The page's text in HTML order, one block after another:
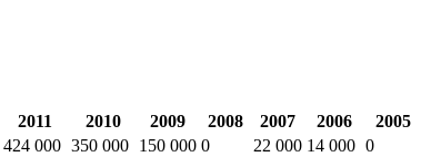
2011 2010 2009 2008 2007 2006 2005
424 000 350 000 150 000 0 22 000 14 000 0